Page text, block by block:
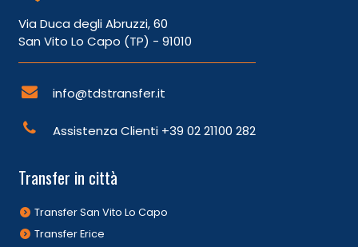
Via Duca degli Abruzzi, 60
San Vito Lo Capo (TP) - 91010
info@tdstransfer.it
Assistenza Clienti +39 02 21100 282
Transfer in città
Transfer San Vito Lo Capo
Transfer Erice